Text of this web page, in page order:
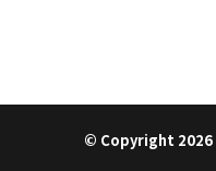
© Copyright 2026